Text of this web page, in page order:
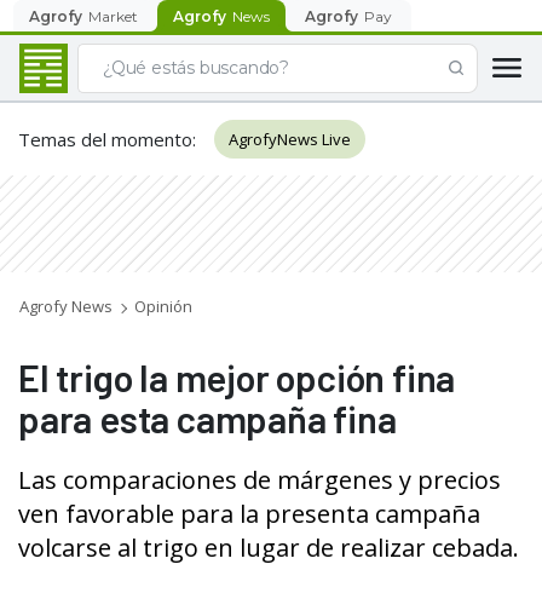
Agrofy Market Agrofy News Agrofy Pay
Temas del momento: AgrofyNews Live
Agrofy News Opinión
El trigo la mejor opción fina
para esta campaña fina
Las comparaciones de márgenes y precios
ven favorable para la presenta campaña
volcarse al trigo en lugar de realizar cebada.